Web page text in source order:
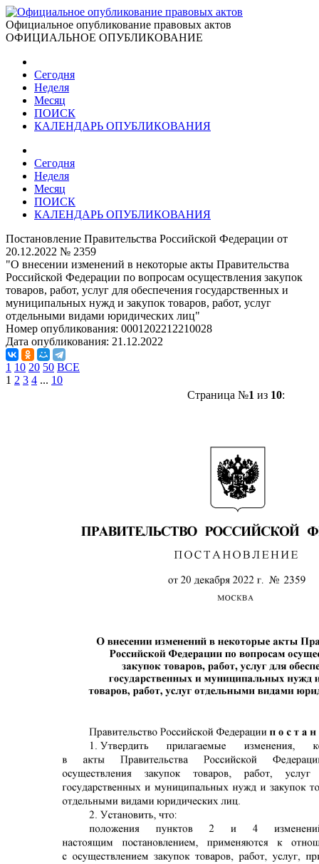
Официальное опубликование правовых актов
ОФИЦИАЛЬНОЕ ОПУБЛИКОВАНИЕ
Сегодня
Неделя
Месяц
ПОИСК
КАЛЕНДАРЬ ОПУБЛИКОВАНИЯ
Сегодня
Неделя
Месяц
ПОИСК
КАЛЕНДАРЬ ОПУБЛИКОВАНИЯ
Постановление Правительства Российской Федерации от
20.12.2022 № 2359
"О внесении изменений в некоторые акты Правительства
Российской Федерации по вопросам осуществления закупок
товаров, работ, услуг для обеспечения государственных и
муниципальных нужд и закупок товаров, работ, услуг
отдельными видами юридических лиц"
Номер опубликования: 0001202212210028
Дата опубликования: 21.12.2022
1 10 20 50 ВСЕ
1 2 3 4 ... 10
Страница №1 из 10: